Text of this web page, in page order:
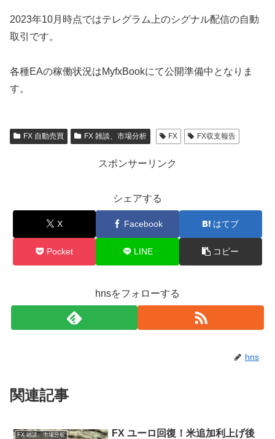
2023年10月時点ではテレグラム上のシグナル配信の自動
取引です。
各種EAの稼働状況はMyfxBookにて公開準備中となりま
す。
FX 自動売買 FX 雑談、市場分析 FX FX収支報告
スポンサーリンク
シェアする
X Facebook はてブ
Pocket LINE コピー
hnsをフォローする
hns
関連記事
FX 雑談、市場分析
FX ユーロ回復！米追加利上げ後